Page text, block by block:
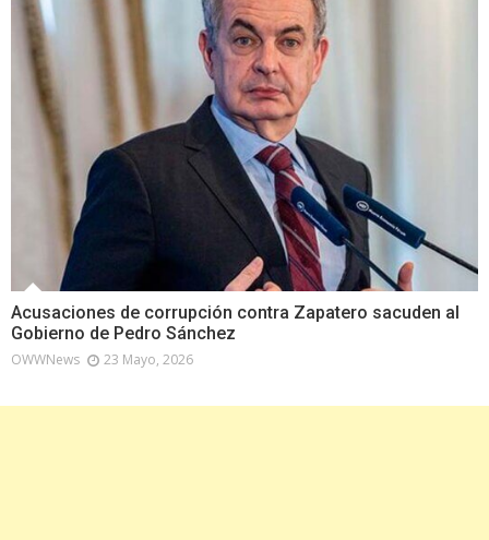
Acusaciones de corrupción contra Zapatero sacuden al
Gobierno de Pedro Sánchez
OWWNews 23 Mayo, 2026